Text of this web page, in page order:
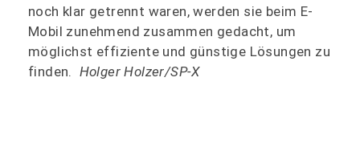
noch klar getrennt waren, werden sie beim E-
Mobil zunehmend zusammen gedacht, um
möglichst effiziente und günstige Lösungen zu
finden. Holger Holzer/SP-X